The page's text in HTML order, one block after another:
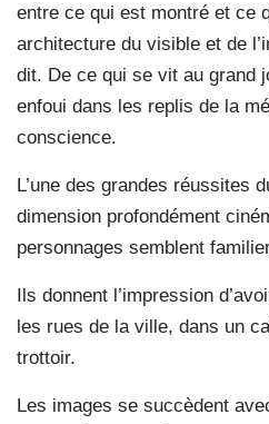
entre ce qui est montré et ce
architecture du visible et de
dit. De ce qui se vit au grand
enfoui dans les replis de la
conscience.
L’une des grandes réussites
dimension profondément
personnages semblent
Ils donnent l’impression
les rues de la ville, dans un
trottoir.
Les images se succèdent